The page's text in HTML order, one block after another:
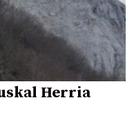
Herria